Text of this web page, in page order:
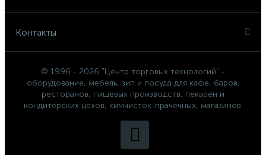
Контакты
© 1996 - 2026 "Центр торговых технологий" -
оборудование, мебель, зип и посуда для кафе, баров,
ресторанов, пищевых производств, пекарен и
кондитерских цехов, химчисток-прачечных, магазинов.